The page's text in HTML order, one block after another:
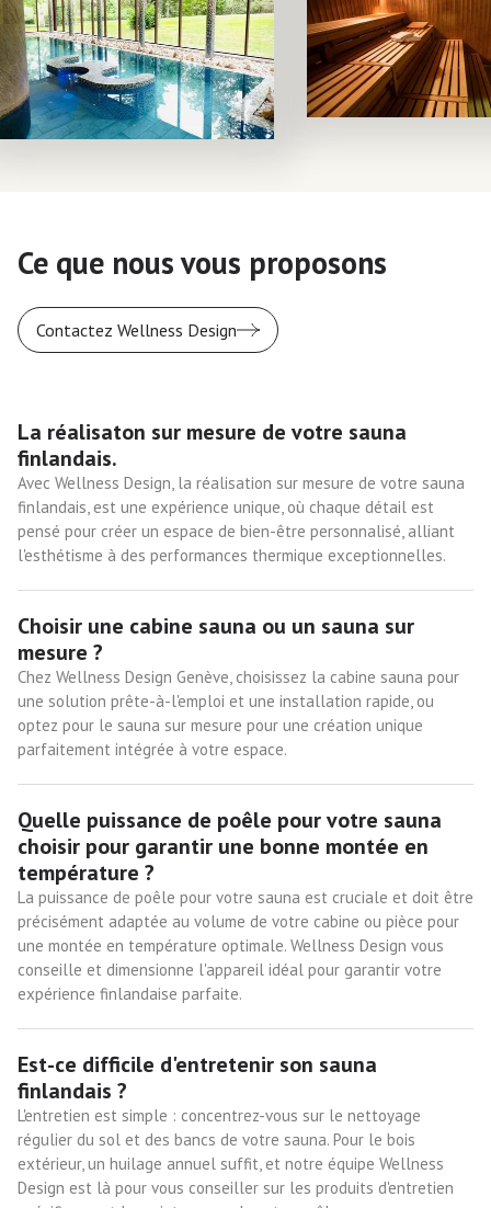
Ce que nous vous proposons
Contactez Wellness Design
La réalisaton sur mesure de votre sauna
finlandais.
Avec Wellness Design, la réalisation sur mesure de votre sauna
finlandais, est une expérience unique, où chaque détail est
pensé pour créer un espace de bien-être personnalisé, alliant
l'esthétisme à des performances thermique exceptionnelles.
Choisir une cabine sauna ou un sauna sur
mesure ?
Chez Wellness Design Genève, choisissez la cabine sauna pour
une solution prête-à-l'emploi et une installation rapide, ou
optez pour le sauna sur mesure pour une création unique
parfaitement intégrée à votre espace.
Quelle puissance de poêle pour votre sauna
choisir pour garantir une bonne montée en
température ?
La puissance de poêle pour votre sauna est cruciale et doit être
précisément adaptée au volume de votre cabine ou pièce pour
une montée en température optimale. Wellness Design vous
conseille et dimensionne l'appareil idéal pour garantir votre
expérience finlandaise parfaite.
Est-ce difficile d'entretenir son sauna
finlandais ?
L'entretien est simple : concentrez-vous sur le nettoyage
régulier du sol et des bancs de votre sauna. Pour le bois
extérieur, un huilage annuel suffit, et notre équipe Wellness
Design est là pour vous conseiller sur les produits d'entretien